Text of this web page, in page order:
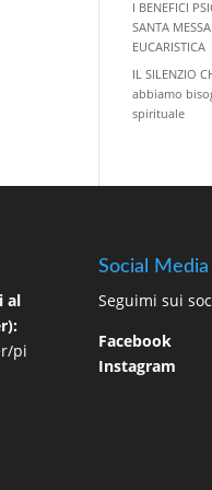
I BENEFICI
SANTA
EUCARISTICA
IL SILENZIO
abbiamo
spirituale
al
pi
Social Media
Seguimi sui
Facebook
Instagram